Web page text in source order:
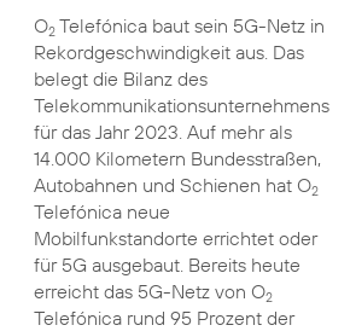
O2Telefónica baut sein 5G-Netz in
Rekordgeschwindigkeit aus. Das
belegt die Bilanz des
Telekommunikationsunternehmens
für das Jahr 2023. Auf mehr als
14.000 Kilometern Bundesstraßen,
Autobahnen und Schienen hat O2
Telefónica neue
Mobilfunkstandorte errichtet oder
für 5G ausgebaut. Bereits heute
erreicht das 5G-Netz von O2
Telefónica rund 95 Prozent der